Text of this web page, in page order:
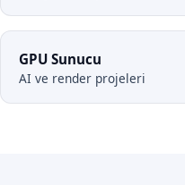
GPU Sunucu
AI ve render projeleri